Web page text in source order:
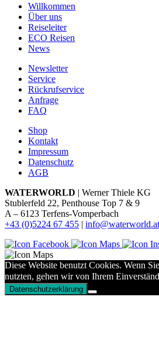
Willkommen
Über uns
Reiseleiter
ECO Reisen
News
Newsletter
Service
Rückrufservice
Anfrage
FAQ
Shop
Kontakt
Impressum
Datenschutz
AGB
WATERWORLD | Werner Thiele KG
Stublerfeld 22, Penthouse Top 7 & 9
A – 6123 Terfens-Vomperbach
+43 (0)5224 67 455 | info@waterworld.at
Diese Website benutzt Cookies. Wenn
nutzten, gehen wir von Ihrem
Datenschutzerklärung